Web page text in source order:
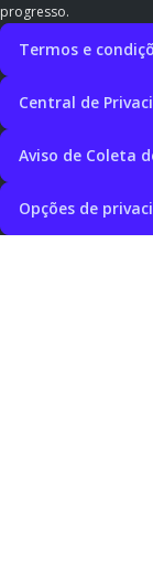
progresso.
Termos e
Central de
Aviso de Coleta
Opções de